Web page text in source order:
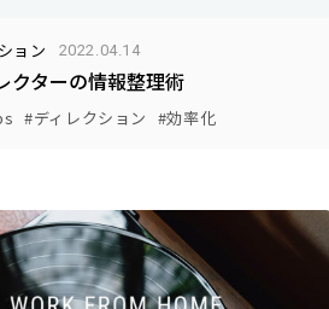
ョン 2022.04.14
クターの情報整理術
ディレクション 効率化